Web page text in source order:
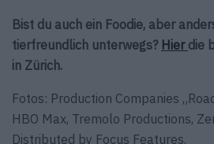
Bist du auch ein Foodie, aber
tierfreundlich unterwegs? Hier die
in Zürich.
Fotos: Production Companies
HBO Max, Tremolo Productions,
Distributed by Focus Features.